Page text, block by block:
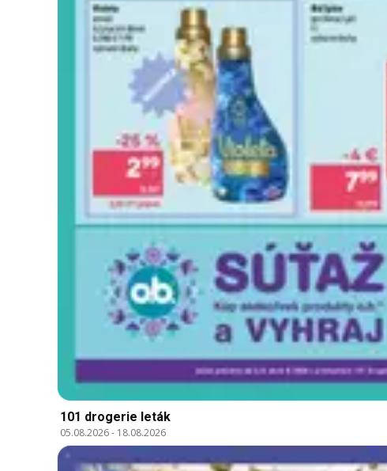
101 drogerie leták
05.08.2026- 18.08.2026